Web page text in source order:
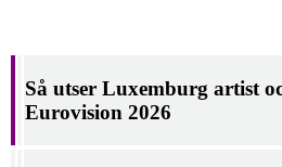
Så utser Luxemburg artist
Eurovision 2026